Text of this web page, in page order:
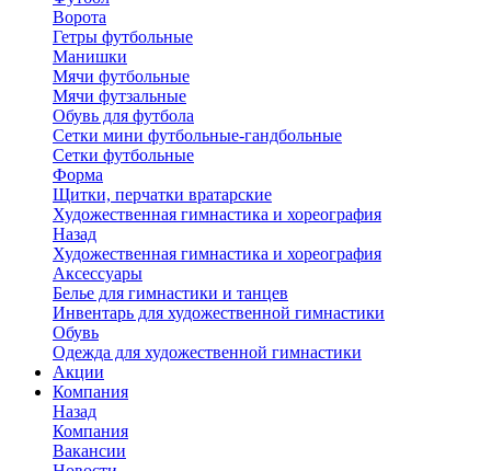
Ворота
Гетры футбольные
Манишки
Мячи футбольные
Мячи футзальные
Обувь для футбола
Сетки мини футбольные-гандбольные
Сетки футбольные
Форма
Щитки, перчатки вратарские
Художественная гимнастика и хореография
Назад
Художественная гимнастика и хореография
Аксессуары
Белье для гимнастики и танцев
Инвентарь для художественной гимнастики
Обувь
Одежда для художественной гимнастики
Акции
Компания
Назад
Компания
Вакансии